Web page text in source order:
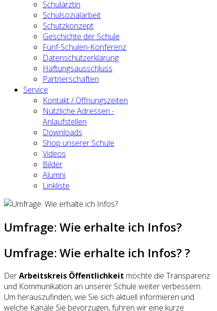
Schulärztin
Schulsozialarbeit
Schutzkonzept
Geschichte der Schule
Fünf-Schulen-Konferenz
Datenschutzerklärung
Haftungsausschluss
Partnerschaften
Service
Kontakt / Öffnungszeiten
Nützliche Adressen -
Anlaufstellen
Downloads
Shop unserer Schule
Videos
Bilder
Alumni
Linkliste
Umfrage: Wie erhalte ich Infos?
Umfrage: Wie erhalte ich Infos? ?
DerArbeitskreis Öffentlichkeit möchte die Transparenz
und Kommunikation an unserer Schule weiter verbessern.
Um herauszufinden, wie Sie sich aktuell informieren und
welche Kanäle Sie bevorzugen, führen wir eine kurze